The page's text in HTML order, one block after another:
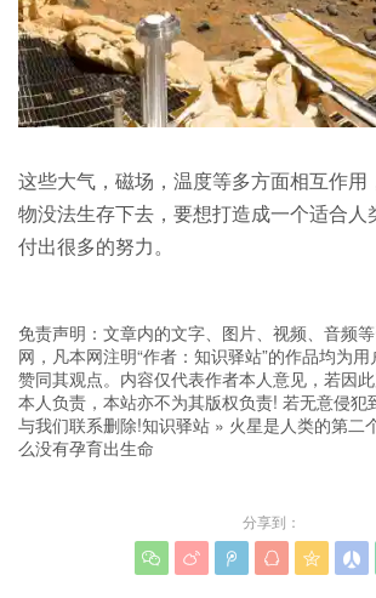
这些大气，磁场，温度等多方面相互作用
物没法生存下去，要想打造成一个适合人
付出很多的努力。
免责声明：文章内的文字、图片、视频、音频
网，凡本网注明“作者：知识驿站”的作品均为
赞同其观点。内容仅代表作者本人意见，若因
本人负责，本站亦不为其版权负责! 若无意侵犯
与我们联系删除!知识驿站 » 火星是人类的第二
么没有孕育出生命
分享到：
     